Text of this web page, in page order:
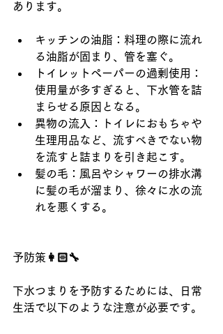
あります。
キッチンの油脂：料理の際に流れ
る油脂が固まり、管を塞ぐ。
トイレットペーパーの過剰使用：
使用量が多すぎると、下水管を詰
まらせる原因となる。
異物の流入：トイレにおもちゃや
生理用品など、流すべきでない物
を流すと詰まりを引き起こす。
髪の毛：風呂やシャワーの排水溝
に髪の毛が溜まり、徐々に水の流
れを悪くする。
予防策👩🏻‍🔧
下水つまりを予防するためには、日常
生活で以下のような注意が必要です。